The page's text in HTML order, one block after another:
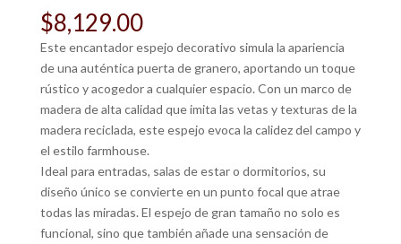
$8,129.00
Este encantador espejo decorativo simula la apariencia
de una auténtica puerta de granero, aportando un toque
rústico y acogedor a cualquier espacio. Con un marco de
madera de alta calidad que imita las vetas y texturas de la
madera reciclada, este espejo evoca la calidez del campo y
el estilo farmhouse.
Ideal para entradas, salas de estar o dormitorios, su
diseño único se convierte en un punto focal que atrae
todas las miradas. El espejo de gran tamaño no solo es
funcional, sino que también añade una sensación de